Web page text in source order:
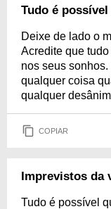
Tudo é possível
Deixe de lado o
Acredite que
nos seus
qualquer coisa
qualquer
COPIAR
Imprevistos da
Tudo é possível